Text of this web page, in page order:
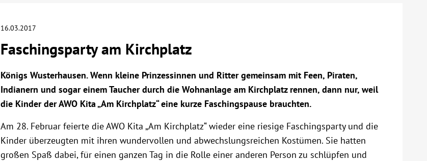
16.03.2017
Faschingsparty am Kirchplatz
Königs Wusterhausen. Wenn kleine Prinzessinnen und Ritter gemeinsam mit Feen, Piraten,
Indianern und sogar einem Taucher durch die Wohnanlage am Kirchplatz rennen, dann nur, weil
die Kinder der AWO Kita „Am Kirchplatz“ eine kurze Faschingspause brauchten.
Am 28. Februar feierte die AWO Kita „Am Kirchplatz“ wieder eine riesige Faschingsparty und die
Kinder überzeugten mit ihren wundervollen und abwechslungsreichen Kostümen. Sie hatten
großen Spaß dabei, für einen ganzen Tag in die Rolle einer anderen Person zu schlüpfen und